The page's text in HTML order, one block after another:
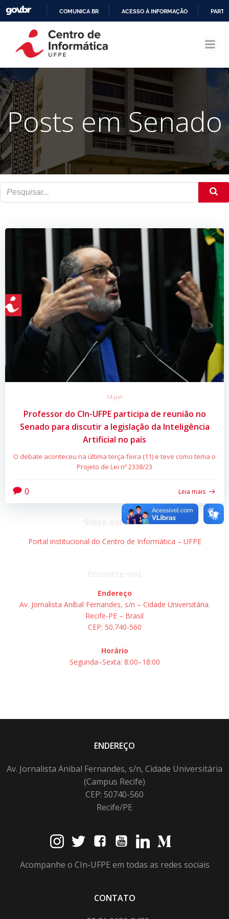
CONTEÚDO
COMUNICA BR ACESSO À INFORMAÇÃO
Posts em Senado
14 jun
Professor do CIn-UFPE participa de reunião no
Senado para discutir a legislação da Inteligência
Artificial no país
O debate aconteceu na última terça-feira (11) e teve como tema o
Projeto de Lei nº 2338/23
0 Leia mais
Sobre este site
Portal institucional do Centro de Informática – UFPE
Endereço
Av. Jornalista Aníbal Fernandes, s/n – Cidade Universitária.
Recife-PE – Brasil
CEP: 50.740-560
Horário
Segunda–Sexta: 8:00–18:00
ENDEREÇO
Av. Jornalista Anibal Fernandes, s/n, Cidade Universitária
(Campus Recife)
CEP: 50740-560
Recife/PE
Acompanhe o CIn-UFPE em todas as redes sociais
CONTATO